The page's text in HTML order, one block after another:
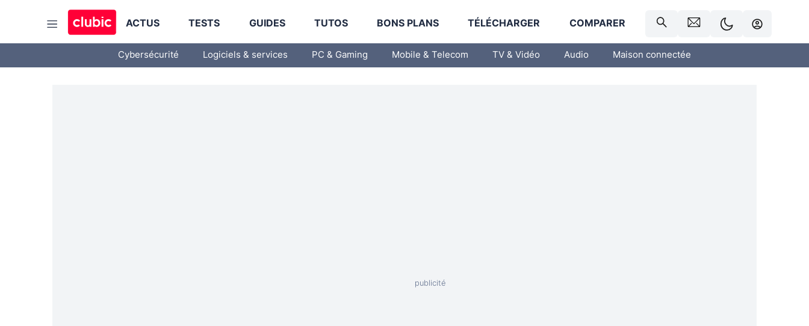
ACTUS TESTS GUIDES TUTOS BONS PLANS TÉLÉCHARGER COMPARER
Cybersécurité Logiciels & services PC & Gaming Mobile & Telecom TV & Vidéo Audio Maison connectée